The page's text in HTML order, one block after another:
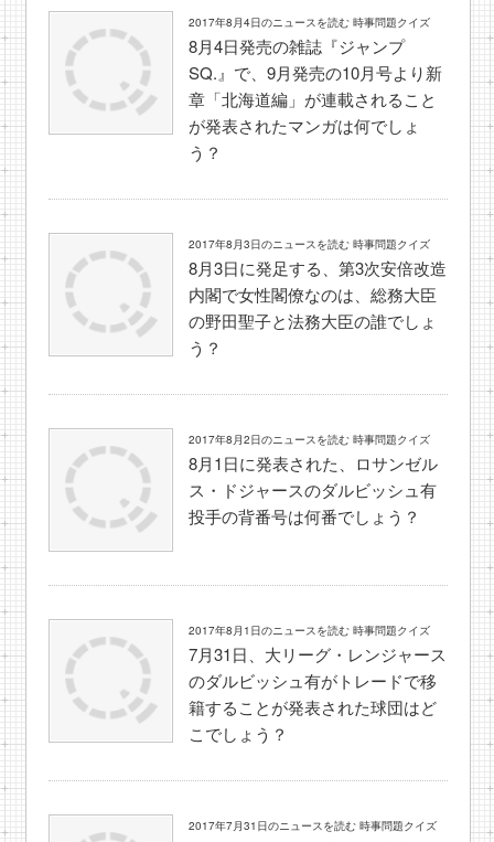
2017年8月4日のニュースを読む 時事問題クイズ
8月4日発売の雑誌『ジャンプ
SQ.』で、9月発売の10月号より新
章「北海道編」が連載されること
が発表されたマンガは何でしょ
う？
2017年8月3日のニュースを読む 時事問題クイズ
8月3日に発足する、第3次安倍改造
内閣で女性閣僚なのは、総務大臣
の野田聖子と法務大臣の誰でしょ
う？
2017年8月2日のニュースを読む 時事問題クイズ
8月1日に発表された、ロサンゼル
ス・ドジャースのダルビッシュ有
投手の背番号は何番でしょう？
2017年8月1日のニュースを読む 時事問題クイズ
7月31日、大リーグ・レンジャース
のダルビッシュ有がトレードで移
籍することが発表された球団はど
こでしょう？
2017年7月31日のニュースを読む 時事問題クイズ